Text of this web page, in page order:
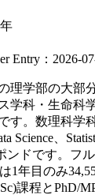
Entry：2026-
理学部の大部
学科・生命科
す。数理科学
Science、
ンドです。フ
1年目のみ
課程とPhD/